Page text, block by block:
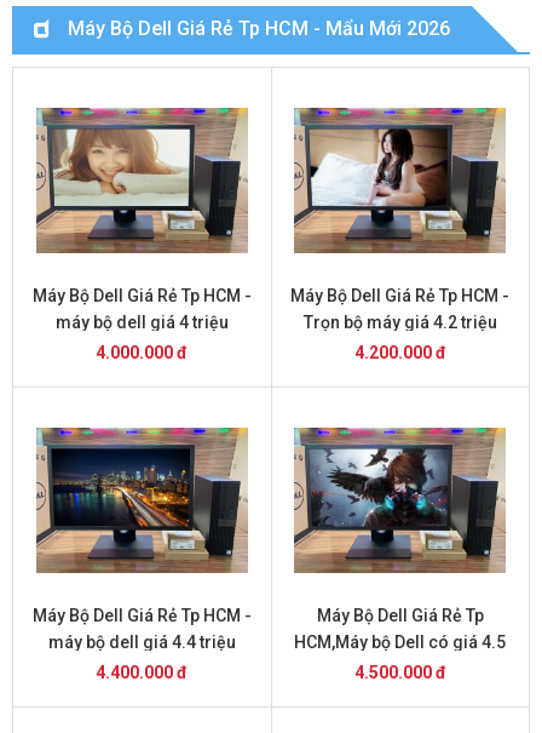
Máy Bộ Dell Giá Rẻ Tp HCM - Mẩu Mới 2026
Máy Bộ Dell Giá Rẻ Tp HCM -
máy bộ dell giá 4 triệu
4.000.000 đ
Máy Bộ Dell Giá Rẻ Tp HCM -
Trọn bộ máy giá 4.2 triệu
4.200.000 đ
Máy Bộ Dell Giá Rẻ Tp HCM -
máy bộ dell giá 4.4 triệu
4.400.000 đ
Máy Bộ Dell Giá Rẻ Tp
HCM,Máy bộ Dell có giá 4.5
triệu
4.500.000 đ